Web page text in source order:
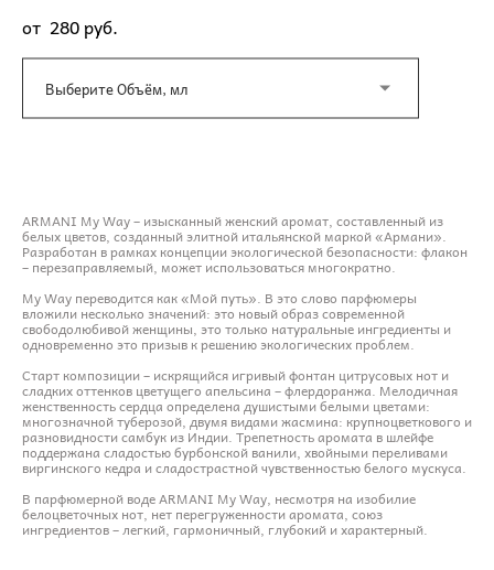
от 280 pуб.
Выберите Объём, мл
ARMANI My Way – изысканный женский аромат, составленный из
белых цветов, созданный элитной итальянской маркой «Армани».
Разработан в рамках концепции экологической безопасности: флакон
– перезаправляемый, может использоваться многократно.
My Way переводится как «Мой путь». В это слово парфюмеры
вложили несколько значений: это новый образ современной
свободолюбивой женщины, это только натуральные ингредиенты и
одновременно это призыв к решению экологических проблем.
Старт композиции – искрящийся игривый фонтан цитрусовых нот и
сладких оттенков цветущего апельсина – флердоранжа. Мелодичная
женственность сердца определена душистыми белыми цветами:
многозначной туберозой, двумя видами жасмина: крупноцветкового и
разновидности самбук из Индии. Трепетность аромата в шлейфе
поддержана сладостью бурбонской ванили, хвойными переливами
виргинского кедра и сладострастной чувственностью белого мускуса.
В парфюмерной воде ARMANI My Way, несмотря на изобилие
белоцветочных нот, нет перегруженности аромата, союз
ингредиентов – легкий, гармоничный, глубокий и характерный.